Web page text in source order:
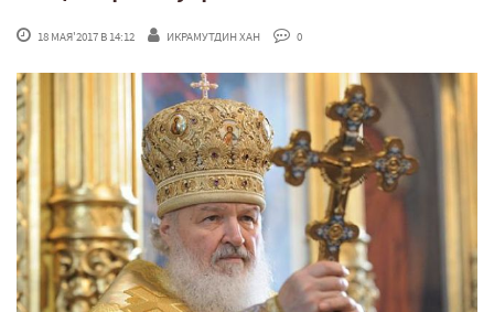
18 МАЯ'2017 В 14:12 ИКРАМУТДИН ХАН 0